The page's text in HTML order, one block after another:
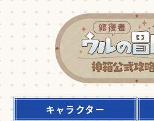
キャラクター